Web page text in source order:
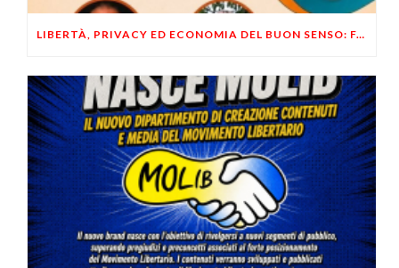
LIBERTÀ, PRIVACY ED ECONOMIA DEL BUON SENSO: FACCO E MUSUMECI A CASALECCHIO DI RENO (BO)